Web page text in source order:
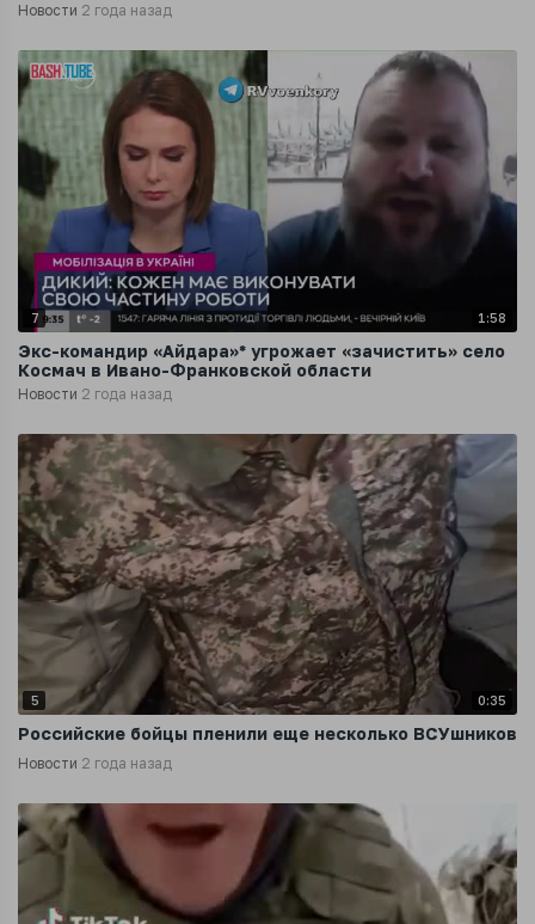
Новости 2 года назад
7 1:58
‍Экс-командир «Айдара»* угрожает «зачистить» село
Космач в Ивано-Франковской области
Новости 2 года назад
5 0:35
Российские бойцы пленили еще несколько ВСУшников
Новости 2 года назад